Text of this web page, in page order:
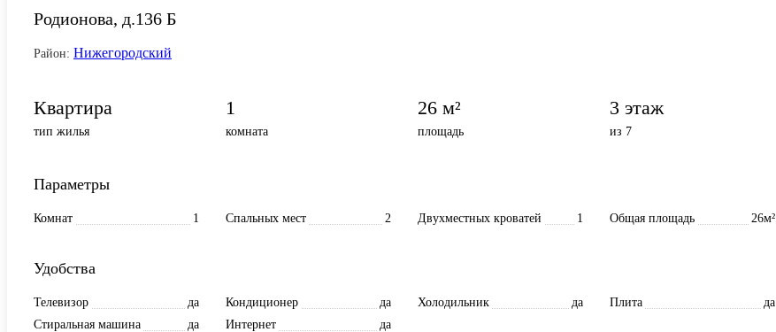
Родионова, д.136 Б
Район: Нижегородский
Квартира
тип жилья
1
комната
26 м²
площадь
3 этаж
из 7
Параметры
Комнат 1 Спальных мест 2 Двухместных кроватей 1 Общая площадь 26м²
Удобства
Телевизор да Кондиционер да Холодильник да Плита
да
Стиральная машина
да Интернет да